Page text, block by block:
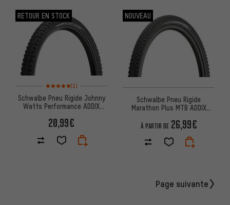
RETOUR EN STOCK
Note moyenne : 5 sur 5 d'après 1 avis
(1)
Schwalbe Pneu Rigide Johnny
Watts Performance ADDIX
20,99€
NOUVEAU
Schwalbe Pneu Rigide
Marathon Plus MTB ADDIX
À PARTIR DE 26,99€
Page suivante